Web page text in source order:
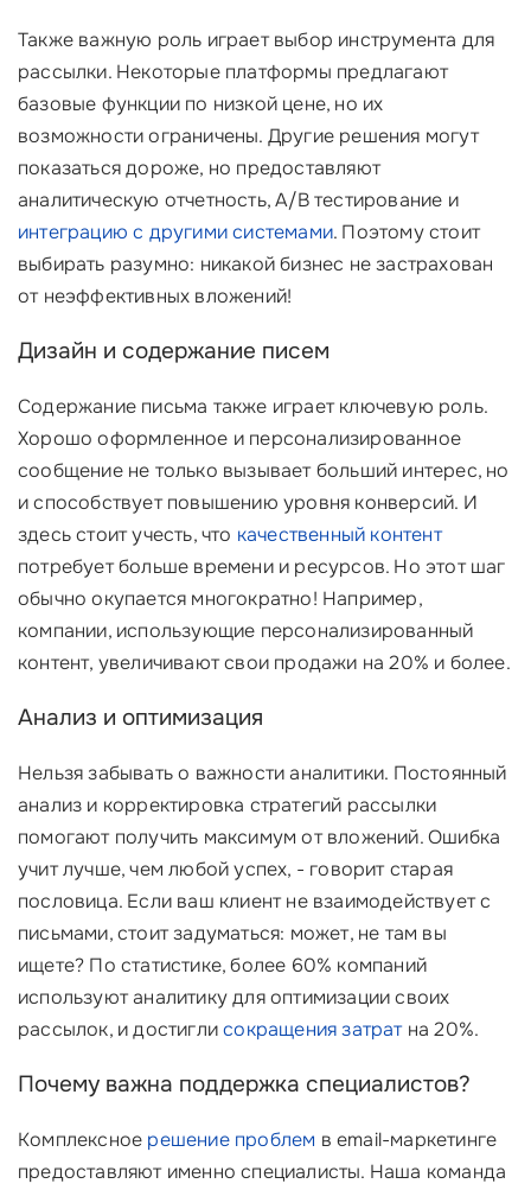
Также важную роль играет выбор инструмента для
рассылки. Некоторые платформы предлагают
базовые функции по низкой цене, но их
возможности ограничены. Другие решения могут
показаться дороже, но предоставляют
аналитическую отчетность, A/B тестирование и
интеграцию с другими системами. Поэтому стоит
выбирать разумно: никакой бизнес не застрахован
от неэффективных вложений!
Дизайн и содержание писем
Содержание письма также играет ключевую роль.
Хорошо оформленное и персонализированное
сообщение не только вызывает больший интерес, но
и способствует повышению уровня конверсий. И
здесь стоит учесть, что качественный контент
потребует больше времени и ресурсов. Но этот шаг
обычно окупается многократно! Например,
компании, использующие персонализированный
контент, увеличивают свои продажи на 20% и более.
Анализ и оптимизация
Нельзя забывать о важности аналитики. Постоянный
анализ и корректировка стратегий рассылки
помогают получить максимум от вложений. Ошибка
учит лучше, чем любой успех, - говорит старая
пословица. Если ваш клиент не взаимодействует с
письмами, стоит задуматься: может, не там вы
ищете? По статистике, более 60% компаний
используют аналитику для оптимизации своих
рассылок, и достиглисокращения затратна 20%.
Почему важна поддержка специалистов?
Комплексное решение проблем в email-маркетинге
предоставляют именно специалисты. Наша команда